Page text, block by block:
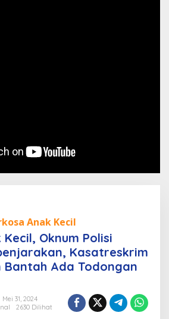
Anak Kecil
Oknum Polisi
Kasatreskrim
Bantah Ada Todongan
Mei 31, 2024
2630 Dilihat